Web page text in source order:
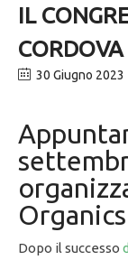
IL
CORDOVA
30 Giugno 2023
Organics
Dopo il successo